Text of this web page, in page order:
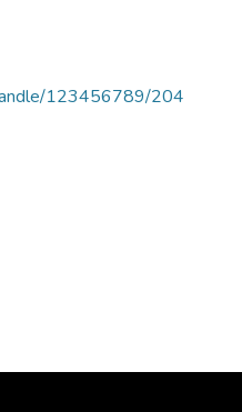
123456789/204